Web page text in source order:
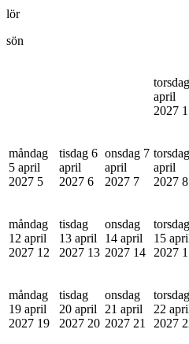
lör
sön
april
2027 1
måndag
5 april
2027 5
tisdag 6
april
2027 6
onsdag 7
april
2027 7
april
2027 8
måndag
12 april
2027 12
tisdag
13 april
2027 13
onsdag
14 april
2027 14
torsdag
15
2027
måndag
19 april
2027 19
tisdag
20 april
2027 20
onsdag
21 april
2027 21
torsdag
22
2027